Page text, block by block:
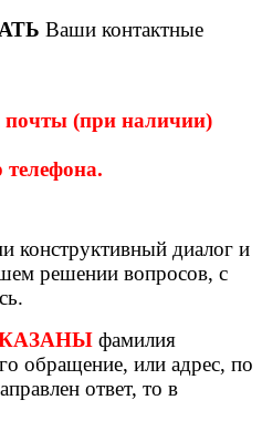
Ваши контактные
почты (при наличии)
конструктивный диалог и
решении вопросов, с
фамилия
обращение, или адрес, по
ответ, то в